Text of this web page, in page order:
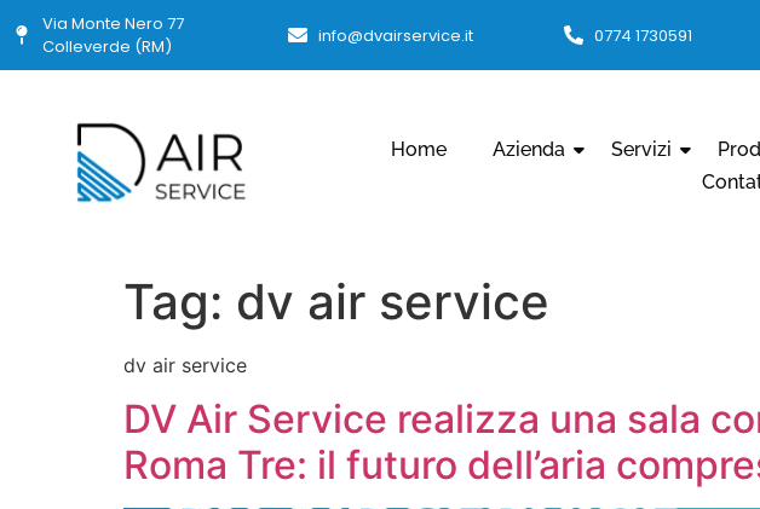
Via Monte Nero 77
Colleverde (RM)
info@dvairservice.it 0774 1730591
Home Azienda Servizi
Tag: dv air service
dv air service
DV Air Service realizza una sala
Roma Tre: il futuro dell’aria